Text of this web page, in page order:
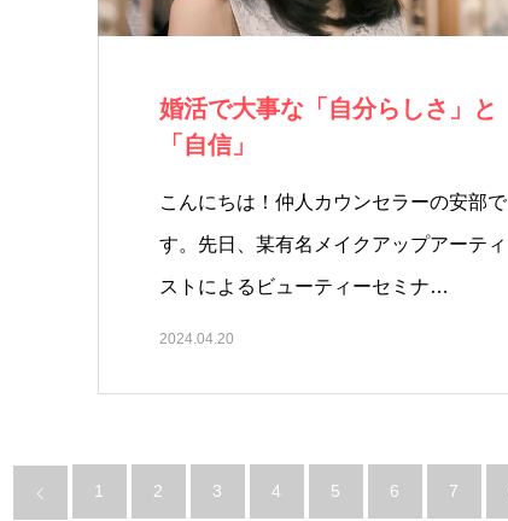
婚活で大事な「自分らしさ」と
「自信」
こんにちは！仲人カウンセラーの安部で
す。先日、某有名メイクアップアーティ
ストによるビューティーセミナ…
2024.04.20
1 2 3 4 5 6 7